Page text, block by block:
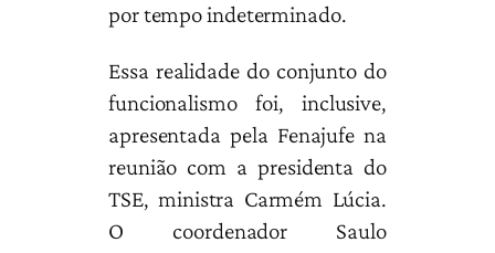
por tempo indeterminado.
Essa realidade do conjunto do
funcionalismo foi, inclusive,
apresentada pela Fenajufe na
reunião com a presidenta do
TSE, ministra Carmém Lúcia.
O coordenador Saulo